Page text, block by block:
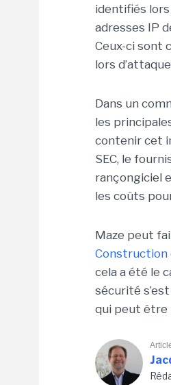
identifiés
adresses IP
Ceux-ci sont
lors
Dans un
les
contenir cet
SEC, le
rançongiciel
les coûts
Maze peut
Construction
cela a été le
sécurité
qui peut être